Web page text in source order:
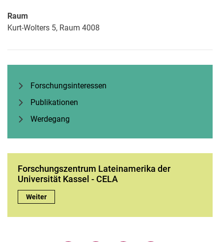
Raum
Kurt-Wolters 5, Raum 4008
Forschungsinteressen
Publikationen
Werdegang
Forschungszentrum Lateinamerika der
Universität Kassel - CELA
Forschungszentrum Lateinamerika der Universität Kassel -
Weiter